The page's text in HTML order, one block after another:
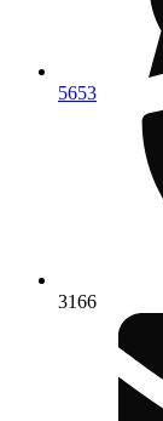
5653
3166